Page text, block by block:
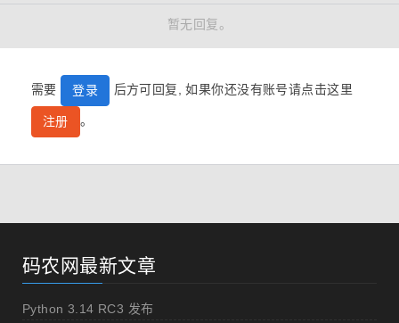
暂无回复。
需要 登录 后方可回复, 如果你还没有账号请点击这里
注册 。
码农网最新文章
Python 3.14 RC3 发布